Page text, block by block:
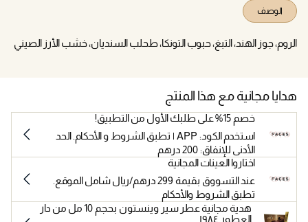
الوصف
الروم، جوز الهند، التبغ، حبوب التونكا، طحلب السنديان، خشب الأرز الصيني
هدايا مجانية مع هذا المنتج
خصم 15% على طلبك الأول من التطبيق!
استخدم الكود: APP | تطبق الشروط و الأحكام. الحد
الأدنى للإنفاق: 200 درهم
اختاروا العينات المجانية
عند التسووق بقيمة 299 درهم/ريال شامل الموقع.
تطبق الشروط والأحكام
هدية مجانية عطر سير وينستون بحجم 10 مل من دار
العطور ١٩٨٤